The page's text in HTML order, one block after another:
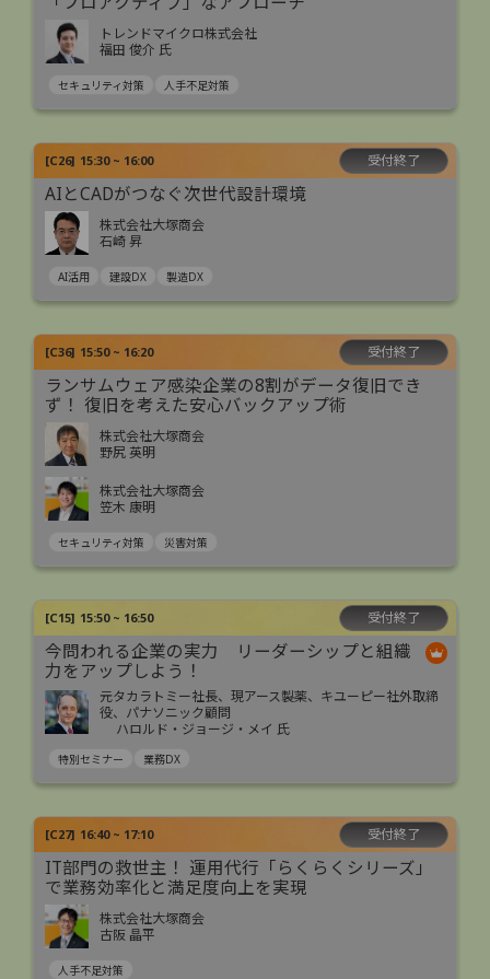
トレンドマイクロ株式会社
福田 俊介 氏
セキュリティ対策 人手不足対策
[C26] 15:30 ~ 16:00 受付終了
AIとCADがつなぐ次世代設計環境
株式会社大塚商会
石崎 昇
AI活用 建設DX 製造DX
[C36] 15:50 ~ 16:20 受付終了
ランサムウェア感染企業の8割がデータ復旧でき
ず！ 復旧を考えた安心バックアップ術
株式会社大塚商会
野尻 英明
株式会社大塚商会
笠木 康明
セキュリティ対策 災害対策
[C15] 15:50 ~ 16:50 受付終了
今問われる企業の実力 リーダーシップと組織
力をアップしよう！
元タカラトミー社長、現アース製薬、キユーピー社外取締
役、パナソニック顧問
ハロルド・ジョージ・メイ 氏
特別セミナー 業務DX
[C27] 16:40 ~ 17:10 受付終了
IT部門の救世主！ 運用代行「らくらくシリーズ」
で業務効率化と満足度向上を実現
株式会社大塚商会
古阪 晶平
人手不足対策